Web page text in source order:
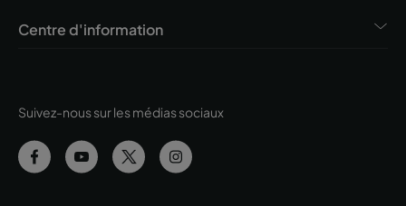
Suivez-nous sur les médias sociaux
Centre d'information